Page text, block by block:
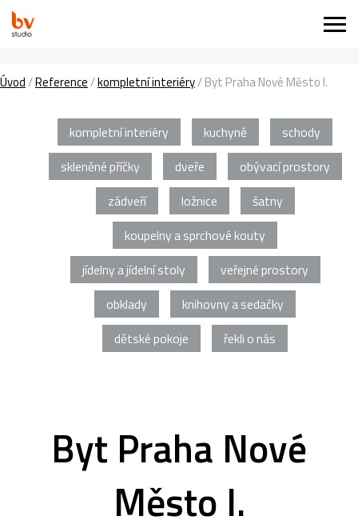
Úvod/Reference/kompletní interiéry/Byt Praha Nové Město I.
kompletní interiéry kuchyně
schody
skleněné příčky
dveře
obývací prostory
zádveří
ložnice
šatny
koupelny a sprchové kouty
jídelny a jídelní stoly
veřejné prostory
obklady
knihovny a sedačky
dětské pokoje
řekli o nás
Byt Praha Nové
Město I.